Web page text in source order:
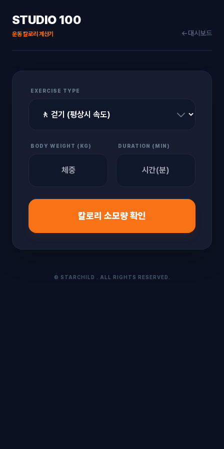
STUDIO 100
운동 칼로리 계산기 ←대시보드
EXERCISE TYPE
BODY WEIGHT (KG) DURATION (MIN)
칼로리 소모량 확인
© STARCHILD . ALL RIGHTS RESERVED.